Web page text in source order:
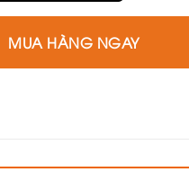
MUA HÀNG NGAY